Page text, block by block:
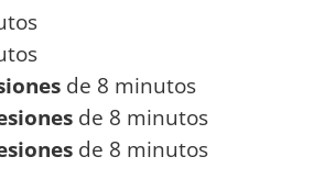
de 8 minutos
de 8 minutos
de 8 minutos